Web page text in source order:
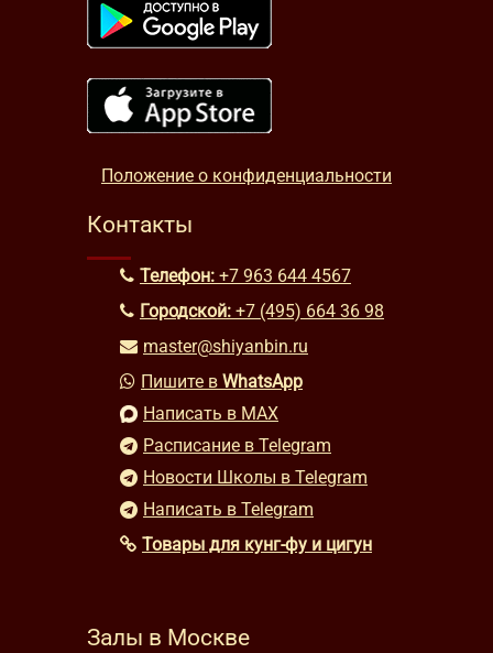
Положение о конфиденциальности
Контакты
Телефон: +7 963 644 4567
Городской: +7 (495) 664 36 98
master@shiyanbin.ru
Пишите в WhatsApp
Написать в MAX
Расписание в Telegram
Новости Школы в Telegram
Написать в Telegram
Товары для кунг-фу и цигун
Залы в Москве